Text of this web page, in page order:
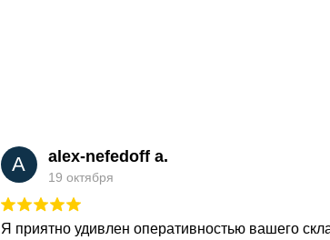
A alex-nefedoff a.
19 октября
Я приятно удивлен оперативностью вашего